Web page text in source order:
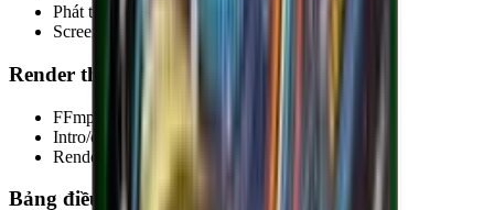
Phát tới YouTube, Facebook
Screen capture
Render thời gian thực
FFmpeg render trong lúc phát
Intro/outro, audio, brightness, text overlay
Render nhẹ, phát liên tục nhiều giờ
Bảng điều khiển stream